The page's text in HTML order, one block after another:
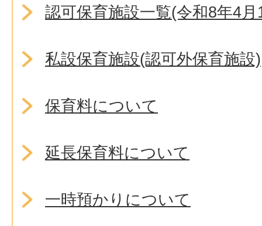
認可保育施設一覧(令和8年4月
私設保育施設(認可外保育施設)
保育料について
延長保育料について
一時預かりについて